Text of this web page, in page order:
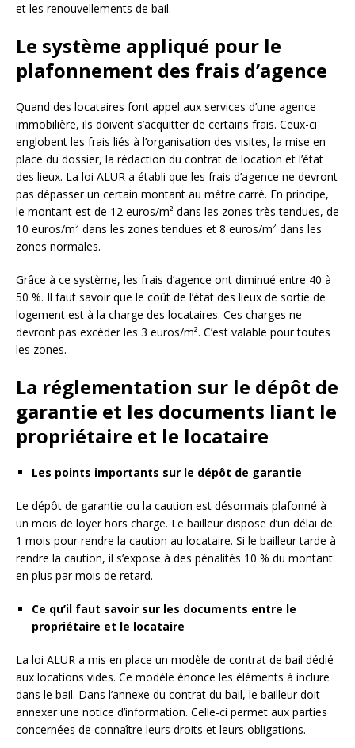
et les renouvellements de bail.
Le système appliqué pour le
plafonnement des frais d’agence
Quand des locataires font appel aux services d’une agence
immobilière, ils doivent s’acquitter de certains frais. Ceux-ci
englobent les frais liés à l’organisation des visites, la mise en
place du dossier, la rédaction du contrat de location et l’état
des lieux. La loi ALUR a établi que les frais d’agence ne devront
pas dépasser un certain montant au mètre carré. En principe,
le montant est de 12 euros/m² dans les zones très tendues, de
10 euros/m² dans les zones tendues et 8 euros/m² dans les
zones normales.
Grâce à ce système, les frais d’agence ont diminué entre 40 à
50 %. Il faut savoir que le coût de l’état des lieux de sortie de
logement est à la charge des locataires. Ces charges ne
devront pas excéder les 3 euros/m². C’est valable pour toutes
les zones.
La réglementation sur le dépôt de
garantie et les documents liant le
propriétaire et le locataire
Les points importants sur le dépôt de garantie
Le dépôt de garantie ou la caution est désormais plafonné à
un mois de loyer hors charge. Le bailleur dispose d’un délai de
1 mois pour rendre la caution au locataire. Si le bailleur tarde à
rendre la caution, il s’expose à des pénalités 10 % du montant
en plus par mois de retard.
Ce qu’il faut savoir sur les documents entre le
propriétaire et le locataire
La loi ALUR a mis en place un modèle de contrat de bail dédié
aux locations vides. Ce modèle énonce les éléments à inclure
dans le bail. Dans l’annexe du contrat du bail, le bailleur doit
annexer une notice d’information. Celle-ci permet aux parties
concernées de connaître leurs droits et leurs obligations.